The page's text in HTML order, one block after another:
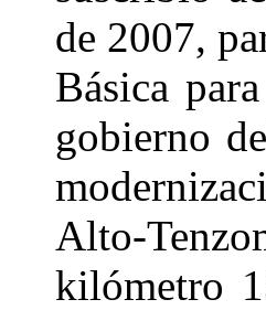
de 2007,
Básica
gobierno
Alto-
kilómetro